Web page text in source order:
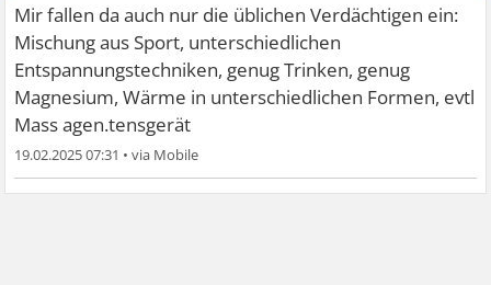
Mir fallen da auch nur die üblichen Verdächtigen ein:
Mischung aus Sport, unterschiedlichen
Entspannungstechniken, genug Trinken, genug
Magnesium, Wärme in unterschiedlichen Formen, evtl
Mass agen.tensgerät
19.02.2025 07:31 •